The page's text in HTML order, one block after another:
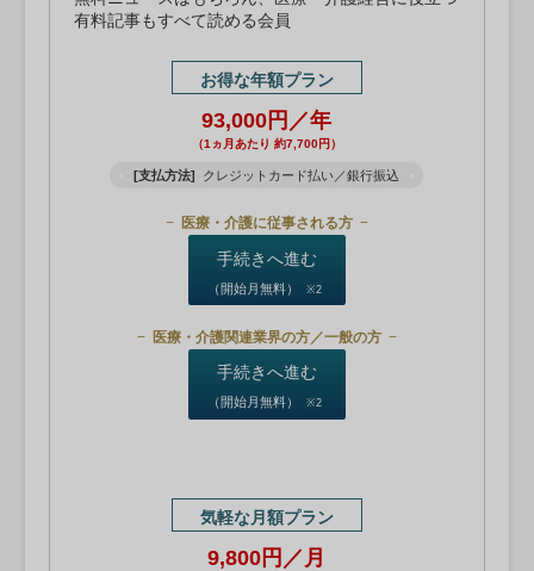
有料記事もすべて読める会員
お得な年額プラン
93,000円／年
（1ヵ月あたり 約7,700円）
[支払方法] クレジットカード払い／銀行振込
医療・介護に従事される方
手続きへ進む
（開始月無料） ※2
医療・介護関連業界の方／一般の方
手続きへ進む
（開始月無料） ※2
気軽な月額プラン
9,800円／月